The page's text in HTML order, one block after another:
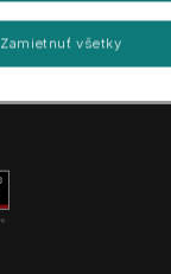
Zamietnuť všetky